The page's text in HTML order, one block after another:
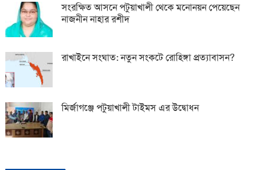
সংরক্ষিত আসনে পটুয়াখালী থেকে মনোনয়ন পেয়েছেন
নাজনীন নাহার রশীদ
রাখাইনে সংঘাত: নতুন সংকটে রোহিঙ্গা প্রত্যাবাসন?
মির্জাগঞ্জে পটুয়াখালী টাইমস এর উদ্বোধন